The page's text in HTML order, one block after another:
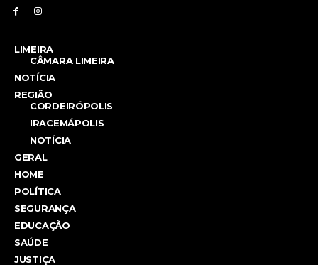
LIMEIRA
CÂMARA LIMEIRA
NOTÍCIA
REGIÃO
CORDEIRÓPOLIS
IRACEMÁPOLIS
NOTÍCIA
GERAL
HOME
POLÍTICA
SEGURANÇA
EDUCAÇÃO
SAÚDE
JUSTIÇA